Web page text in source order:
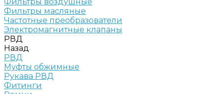
Фильтры масляные
Частотные преобразователи
Электромагнитные клапаны
РВД
Назад
РВД
Муфты обжимные
Рукава РВД
Фитинги